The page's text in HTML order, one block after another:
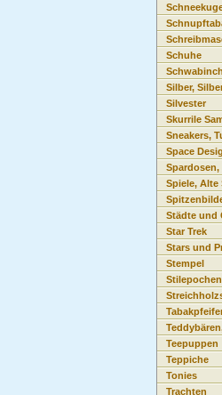
Schuhe
Silber,
Silvester
Skurrile
Sneakers,
Space
Spardosen,
Spiele, Alte
Städte und
Star Trek
Stars und
Stempel
Stilepochen
Teepuppen
Teppiche
Tonies
Trachten